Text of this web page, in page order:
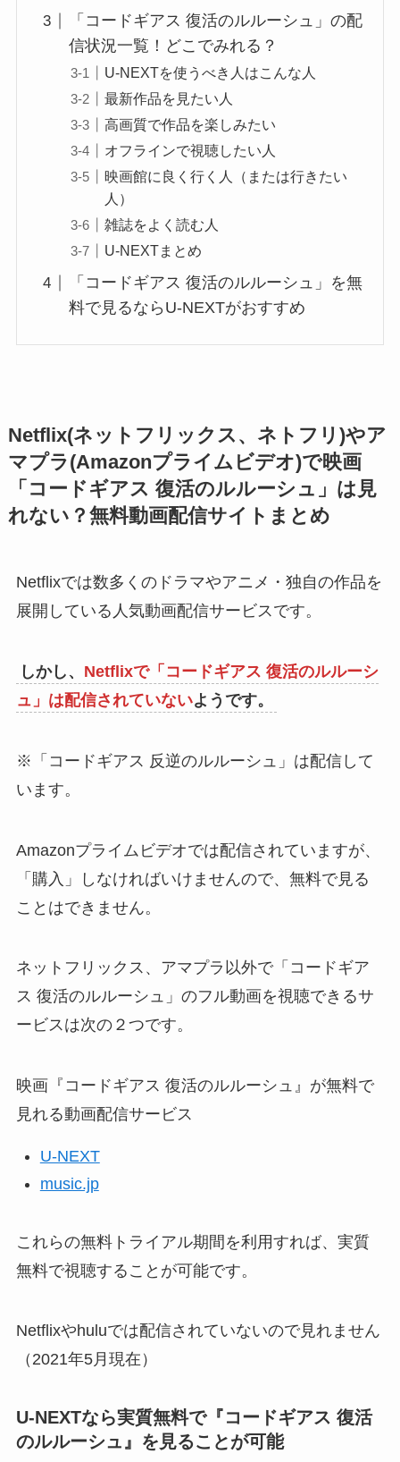
「コードギアス 復活のルルーシュ」の配
信状況一覧！どこでみれる？
U-NEXTを使うべき人はこんな人
最新作品を見たい人
高画質で作品を楽しみたい
オフラインで視聴したい人
映画館に良く行く人（または行きたい
人）
雑誌をよく読む人
U-NEXTまとめ
「コードギアス 復活のルルーシュ」を無
料で見るならU-NEXTがおすすめ
Netflix(ネットフリックス、ネトフリ)やア
マプラ(Amazonプライムビデオ)で映画
「コードギアス 復活のルルーシュ」は見
れない？無料動画配信サイトまとめ
Netflixでは数多くのドラマやアニメ・独自の作品を
展開している人気動画配信サービスです。
しかし、 Netflixで「コードギアス 復活のルルーシ
ュ」は配信されていないようです。
※「コードギアス 反逆のルルーシュ」は配信して
います。
Amazonプライムビデオでは配信されていますが、
「購入」しなければいけませんので、無料で見る
ことはできません。
ネットフリックス、アマプラ以外で「コードギア
ス 復活のルルーシュ」のフル動画を視聴できるサ
ービスは次の２つです。
映画『コードギアス 復活のルルーシュ』が無料で
見れる動画配信サービス
U-NEXT
music.jp
これらの無料トライアル期間を利用すれば、実質
無料で視聴することが可能です。
Netflixやhuluでは配信されていないので見れません
（2021年5月現在）
U-NEXTなら実質無料で『コードギアス 復活
のルルーシュ』 を見ることが可能